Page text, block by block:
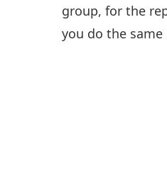
group, for the
you do the